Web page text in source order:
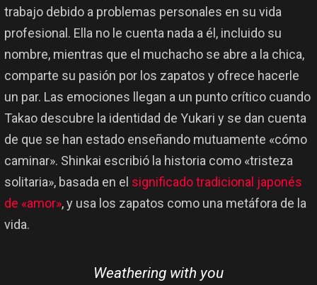
trabajo debido a problemas personales en su vida
profesional. Ella no le cuenta nada a él, incluido su
nombre, mientras que el muchacho se abre a la chica,
comparte su pasión por los zapatos y ofrece hacerle
un par. Las emociones llegan a un punto crítico cuando
Takao descubre la identidad de Yukari y se dan cuenta
de que se han estado enseñando mutuamente «cómo
caminar». Shinkai escribió la historia como «tristeza
solitaria», basada en el significado tradicional japonés
de «amor», y usa los zapatos como una metáfora de la
vida.
Weathering with you